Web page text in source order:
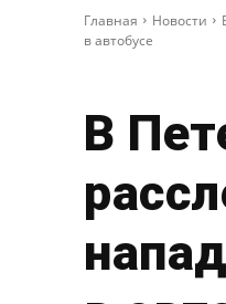
Главная Новости
в автобусе
В